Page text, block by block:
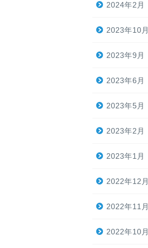
2024年2月
2023年10月
2023年9月
2023年6月
2023年5月
2023年2月
2023年1月
2022年12月
2022年11月
2022年10月